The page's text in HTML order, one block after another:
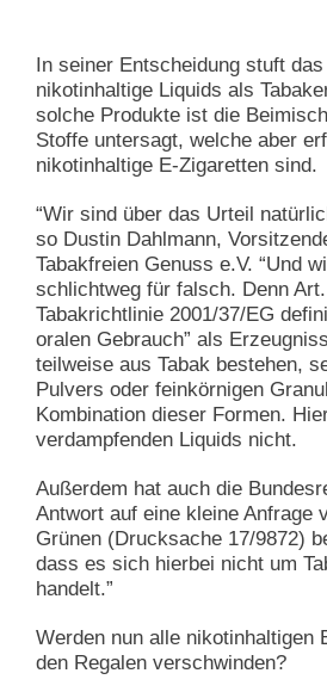
In seiner Entscheidung stuft
nikotinhaltige Liquids als
solche Produkte ist die
Stoffe untersagt, welche aber
nikotinhaltige E-Zigaretten sind.
“Wir sind über das Urteil
so Dustin Dahlmann,
Tabakfreien Genuss e.V. “Und
schlichtweg für falsch. Denn
Tabakrichtlinie 2001/37/EG
oralen Gebrauch” als
teilweise aus Tabak bestehen,
Pulvers oder feinkörnigen
Kombination dieser Formen.
verdampfenden Liquids nicht.
Außerdem hat auch die
Antwort auf eine kleine Anfrage
Grünen (Drucksache 17/9872)
dass es sich hierbei nicht um
handelt.”
Werden nun alle nikotinhaltigen
den Regalen verschwinden?